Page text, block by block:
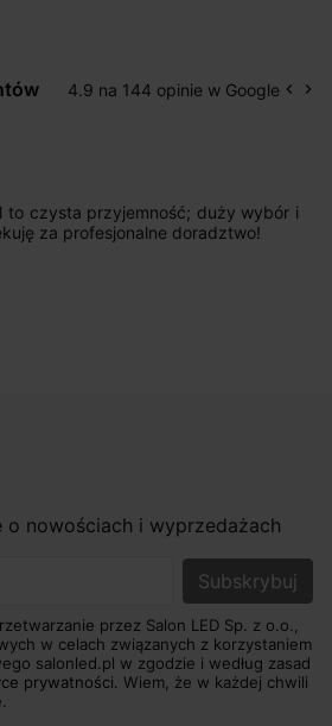
4.9 na 144 opinie w Google keyboard_arrow_left keyboard_arrow_right
Przede wszystkim od
mnie profesjonalne podejście
o nowościach i wyprzedażach
przez Salon LED Sp. z o.o.,
w celach związanych z korzystaniem
salonled.pl w zgodzie i według zasad
prywatności. Wiem, że w każdej chwili